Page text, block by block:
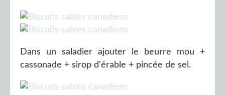
Dans un saladier ajouter le beurre mou +
cassonade + sirop d'érable + pincée de sel.